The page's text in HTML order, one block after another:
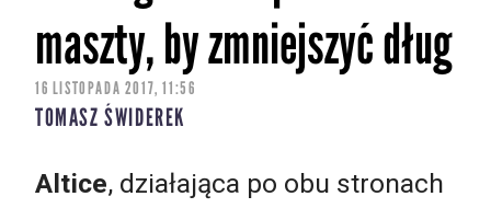
maszty, by zmniejszyć dług
16 LISTOPADA 2017, 11:56
TOMASZ ŚWIDEREK
Altice, działająca po obu stronach